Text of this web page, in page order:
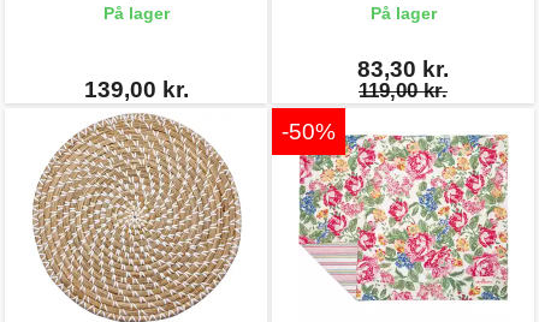
På lager
139,00 kr.
På lager
83,30 kr.
119,00 kr.
-50%